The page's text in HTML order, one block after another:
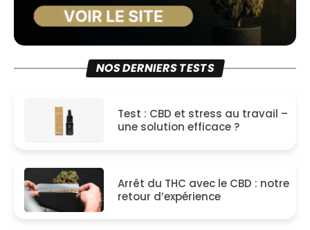
NOS DERNIERS TESTS
Test : CBD et stress au travail –
une solution efficace ?
Arrêt du THC avec le CBD : notre
retour d’expérience